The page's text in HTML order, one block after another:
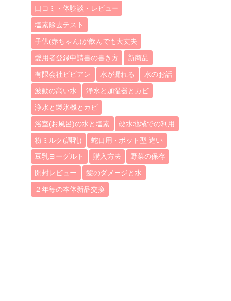
口コミ・体験談・レビュー
塩素除去テスト
子供(赤ちゃん)が飲んでも大丈夫
愛用者登録申請書の書き方 新商品
有限会社ビビアン 水が漏れる 水のお話
波動の高い水 浄水と加湿器とカビ
浄水と製氷機とカビ
浴室(お風呂)の水と塩素 硬水地域での利用
粉ミルク(調乳) 蛇口用・ポット型 違い
豆乳ヨーグルト 購入方法 野菜の保存
開封レビュー 髪のダメージと水
２年毎の本体新品交換